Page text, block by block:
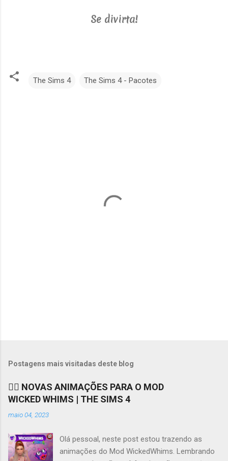
Se divirta!
The Sims 4 The Sims 4 - Pacotes
Postagens mais visitadas deste blog
❤️‍🔥 NOVAS ANIMAÇÕES PARA O MOD
WICKED WHIMS | THE SIMS 4
maio 04, 2023
Olá pessoal, neste post estou trazendo as
animações do Mod WickedWhims. Lembrando